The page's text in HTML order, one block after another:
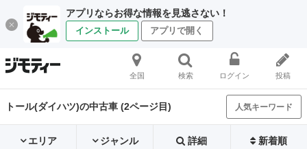
アプリならお得な情報を見逃さない！
インストール アプリで開く
全国 検索 ログイン 投稿
トール(ダイハツ)の中古車 (2ページ目) 人気キーワード
エリア ジャンル 詳細 新着順